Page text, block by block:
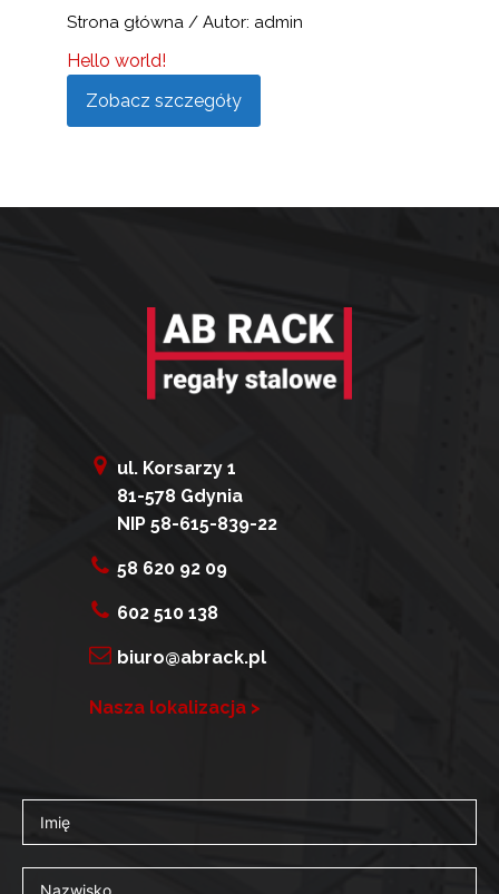
Strona główna / Autor: admin
Hello world!
Zobacz szczegóły
ul. Korsarzy 1
81-578 Gdynia
NIP 58-615-839-22
58 620 92 09
602 510 138
biuro@abrack.pl
Nasza lokalizacja >